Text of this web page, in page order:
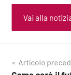
Vai alla
Articolo